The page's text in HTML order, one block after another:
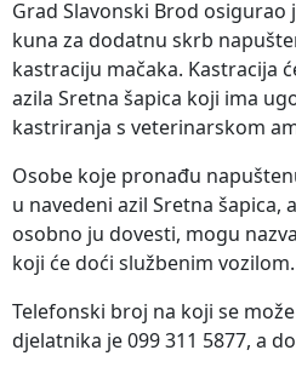
Grad Slavonski Brod osigurao
kuna za dodatnu skrb
kastraciju mačaka. Kastracija
azila Sretna šapica koji ima
kastriranja s veterinarskom
Osobe koje pronađu
u navedeni azil Sretna šapica,
osobno ju dovesti, mogu
koji će doći službenim vozilom.
Telefonski broj na koji se
djelatnika je 099 311 5877, a